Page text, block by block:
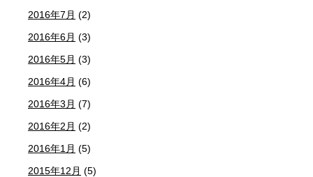
2016年7月 (2)
2016年6月 (3)
2016年5月 (3)
2016年4月 (6)
2016年3月 (7)
2016年2月 (2)
2016年1月 (5)
2015年12月 (5)